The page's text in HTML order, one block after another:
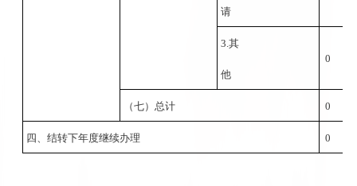
请
3.其
他
0
（七）总计 0
四、结转下年度继续办理 0